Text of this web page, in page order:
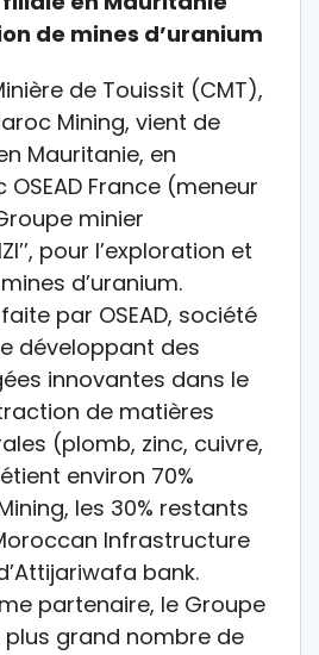
de mines d’uranium
de Touissit (CMT),
Mining, vient de
Mauritanie, en
France (meneur
minier
pour l’exploration et
d’uranium.
par OSEAD, société
développant des
innovantes dans le
de matières
(plomb, zinc, cuivre,
environ 70%
les 30% restants
Infrastructure
bank.
partenaire, le Groupe
plus grand nombre de